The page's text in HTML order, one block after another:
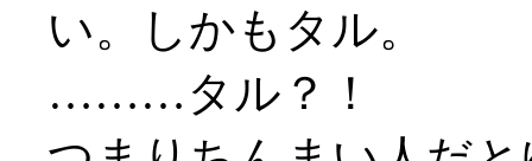
い。しかもタル。
………タル？！